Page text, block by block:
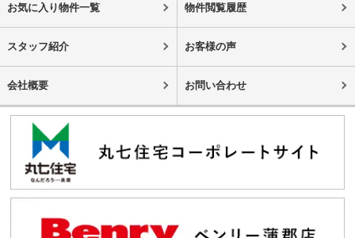
お気に入り物件一覧 物件閲覧履歴
スタッフ紹介 お客様の声
会社概要 お問い合わせ